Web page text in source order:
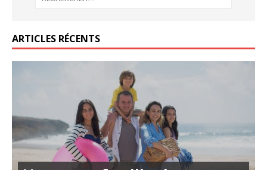
ARTICLES RÉCENTS